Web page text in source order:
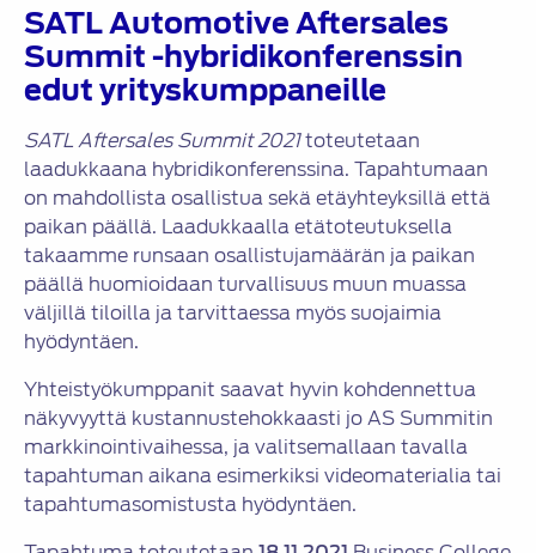
SATL Automotive Aftersales
Summit -hybridikonferenssin
edut yrityskumppaneille
SATL Aftersales Summit 2021toteutetaan
laadukkaana hybridikonferenssina. Tapahtumaan
on mahdollista osallistua sekä etäyhteyksillä että
paikan päällä. Laadukkaalla etätoteutuksella
takaamme runsaan osallistujamäärän ja paikan
päällä huomioidaan turvallisuus muun muassa
väljillä tiloilla ja tarvittaessa myös suojaimia
hyödyntäen.
Yhteistyökumppanit saavat hyvin kohdennettua
näkyvyyttä kustannustehokkaasti jo AS Summitin
markkinointivaihessa, ja valitsemallaan tavalla
tapahtuman aikana esimerkiksi videomaterialia tai
tapahtumasomistusta hyödyntäen.